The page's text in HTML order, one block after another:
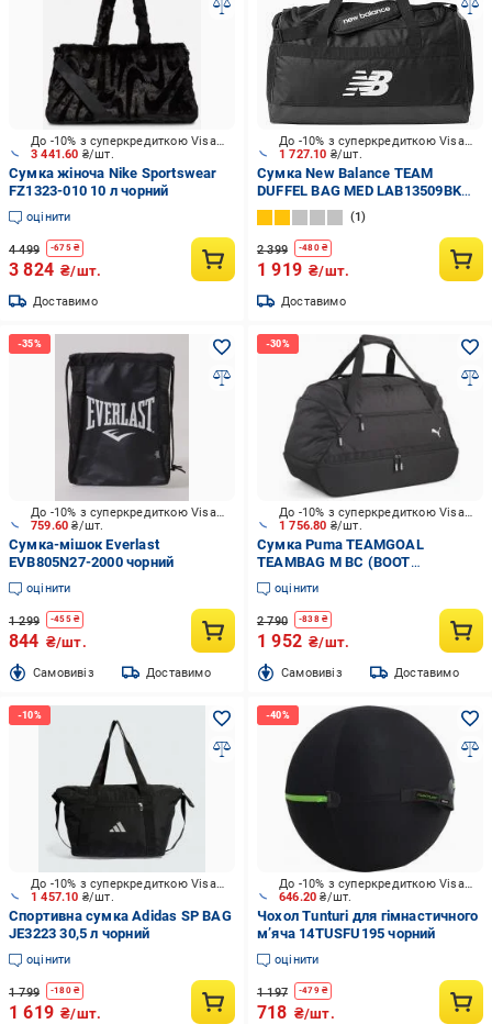
3 441.60 ₴/шт.
До -10% з суперкредиткою Visa Вигода
Сумка жіноча Nike Sportswear
FZ1323-010 10 л чорний
оцінити
4 499 -675₴
3 824 ₴/шт.
Доставимо
1 727.10 ₴/шт.
До -10% з суперкредиткою Visa Вигода
Сумка New Balance TEAM
DUFFEL BAG MED LAB13509BK
чорний
1
2 399 -480₴
1 919 ₴/шт.
Доставимо
759.60₴/шт.
До -10% з суперкредиткою Visa Вигода
Сумка-мішок Everlast
EVB805N27-2000 чорний
оцінити
1 299 -455₴
844 ₴/шт.
Cамовивіз Доставимо
1 756.80 ₴/шт.
До -10% з суперкредиткою Visa Вигода
Сумка Puma TEAMGOAL
TEAMBAG M BC (BOOT
COMPARTMENT) 09023601 77 л
чорний
оцінити
2 790 -838₴
1 952 ₴/шт.
Cамовивіз Доставимо
1 457.10 ₴/шт.
До -10% з суперкредиткою Visa Вигода
Спортивна сумка Adidas SP BAG
JE3223 30,5 л чорний
оцінити
1 799 -180₴
1 619 ₴/шт.
646.20₴/шт.
До -10% з суперкредиткою Visa Вигода
Чохол Tunturi для гімнастичного
м’яча 14TUSFU195 чорний
оцінити
1 197 -479₴
718 ₴/шт.